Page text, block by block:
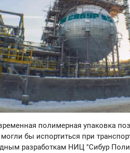
полимерная упаковка
бы испортиться при
разработкам НИЦ "Сибур